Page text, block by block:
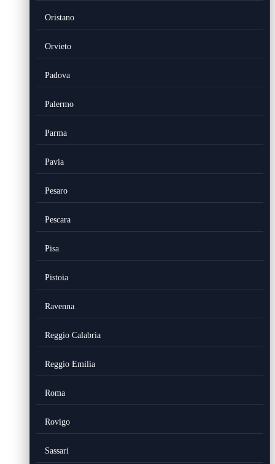
Oristano
Orvieto
Padova
Palermo
Parma
Pavia
Pesaro
Pescara
Pisa
Pistoia
Ravenna
Reggio Calabria
Reggio Emilia
Roma
Rovigo
Sassari